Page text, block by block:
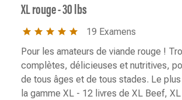
XL rouge - 30 lbs
5.019 Examens
Pour les amateurs de viande rouge !
complètes, délicieuses et nutritives,
de tous âges et de tous stades. Le
la gamme XL - 12 livres de XL Beef,